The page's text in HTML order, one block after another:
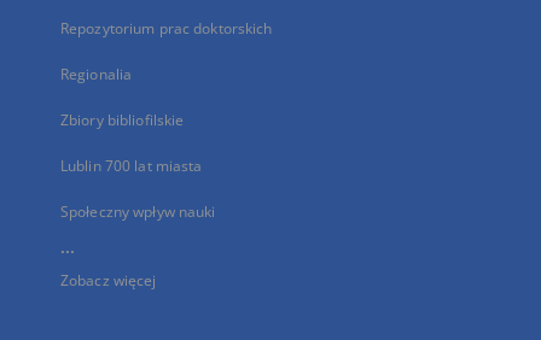
Repozytorium prac doktorskich
Regionalia
Zbiory bibliofilskie
Lublin 700 lat miasta
Społeczny wpływ nauki
...
Zobacz więcej